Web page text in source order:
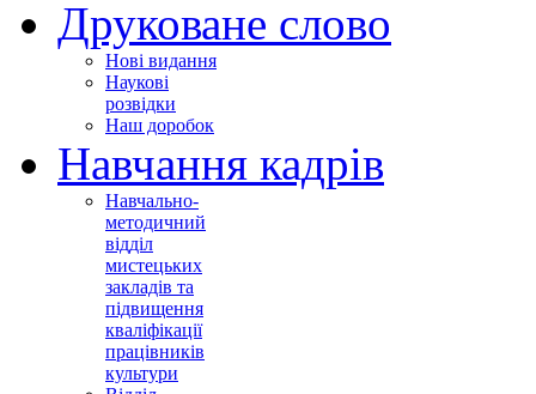
Друковане слово
Нові видання
Наукові
розвідки
Наш доробок
Навчання кадрів
Навчально-
методичний
відділ
мистецьких
закладів та
підвищення
кваліфікації
працівників
культури